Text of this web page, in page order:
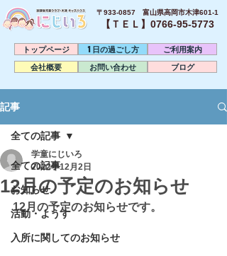
〒933-0857 富山県高岡市木津601-1
【ＴＥＬ】0766-95-5773​
トップページ 1日の過ごし方
ご利用案内
会社概要
お問い合わせ ブログ
記事
全ての記事
お知らせ
活動・ようす
入所に関してのお知らせ
全ての記事
12月の予定のお知らせ
学童にじいろ
2022年12月2日
12月の予定のお知らせです。